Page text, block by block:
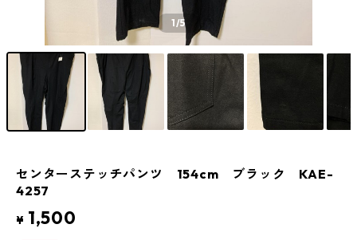
1/5
センターステッチパンツ 154cm ブラック KAE-
4257
¥ 1,500